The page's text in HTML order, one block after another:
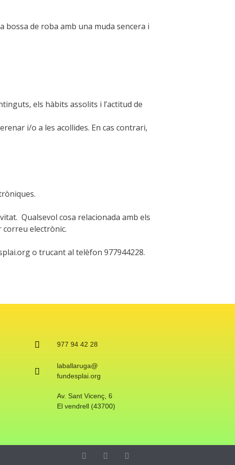
bossa de roba amb una muda sencera i
els hàbits assolits i l’actitud de
i/o a les acollides. En cas contrari,
Qualsevol cosa relacionada amb els
correu electrònic.
o trucant al telèfon 977944228.
977 94 42 28
laballaruga@
fundesplai.org
Av. Sant Vicenç, 6
El vendrell (43700)